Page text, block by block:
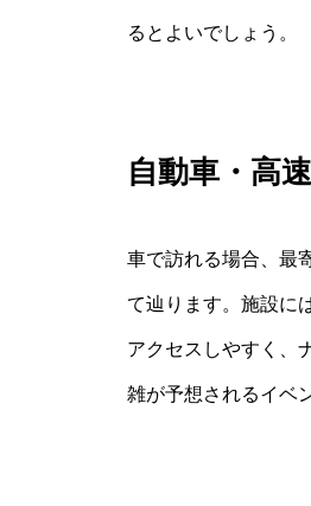
るとよいでしょう。
自動車・高
車で訪れる場合、最
て辿ります。施設に
アクセスしやすく、
雑が予想されるイベ